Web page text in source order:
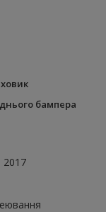
бампера
2017